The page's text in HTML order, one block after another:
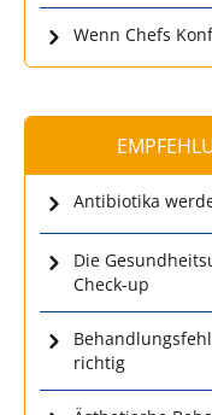
Wenn Chefs
Antibiotika
Die
Check-up
richtig